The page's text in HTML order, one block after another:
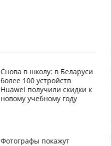
Снова в школу: в Беларуси
более 100 устройств
Huawei получили скидки к
новому учебному году
Фотографы покажут